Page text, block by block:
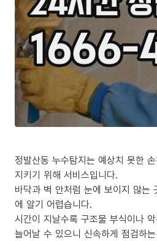
정발산동 누수탐지는 예상치 못한
지키기 위해 서비스입니다.
바닥과 벽 안처럼 눈에 보이지 않는
에 알기 어렵습니다.
시간이 지날수록 구조물 부식이나
늘어날 수 있으니 신속하게 점검하